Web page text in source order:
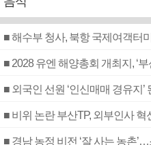
■ 해수부 청사, 북항 국제여객터
■ 2028 유엔 해양총회 개최지, ‘
■ 외국인 선원 ‘인신매매 경유지
■ 비위 논란 부산TP, 외부인사 혁
■ 경남 농정 비전 ‘잘 사는 농촌